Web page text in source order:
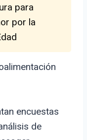
para
por la
encuestas
de